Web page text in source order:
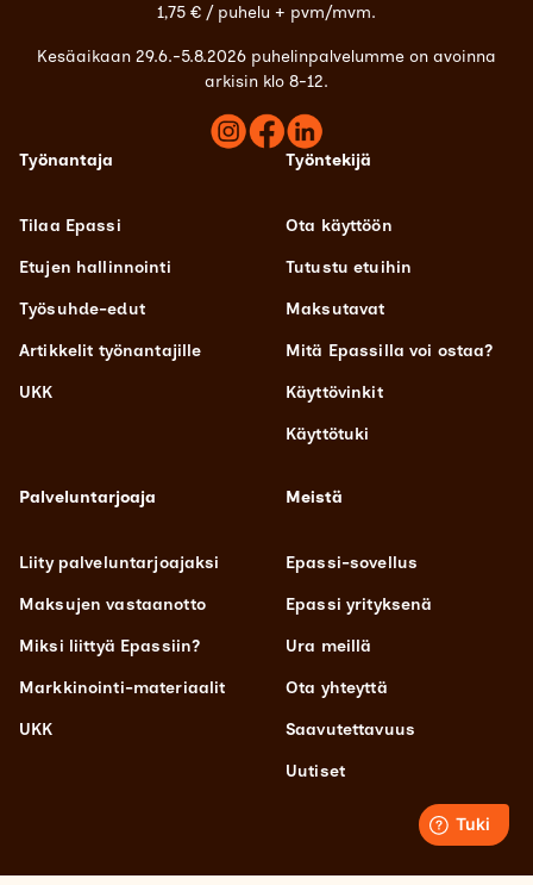
1,75 € / puhelu + pvm/mvm.
Kesäaikaan 29.6.-5.8.2026 puhelinpalvelumme on avoinna
arkisin klo 8-12.
Työnantaja
Tilaa Epassi
Etujen hallinnointi
Työsuhde-edut
Artikkelit työnantajille
UKK
Työntekijä
Ota käyttöön
Tutustu etuihin
Maksutavat
Mitä Epassilla voi ostaa?
Käyttövinkit
Käyttötuki
Palveluntarjoaja
Liity palveluntarjoajaksi
Maksujen vastaanotto
Miksi liittyä Epassiin?
Markkinointi-materiaalit
UKK
Meistä
Epassi-sovellus
Epassi yrityksenä
Ura meillä
Ota yhteyttä
Saavutettavuus
Uutiset